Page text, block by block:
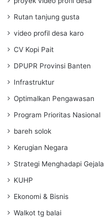
Rutan tanjung gusta
video profil desa karo
CV Kopi Pait
DPUPR Provinsi Banten
Infrastruktur
Optimalkan Pengawasan
Program Prioritas Nasional
bareh solok
Kerugian Negara
Strategi Menghadapi Gejala
KUHP
Ekonomi & Bisnis
Walkot tg balai